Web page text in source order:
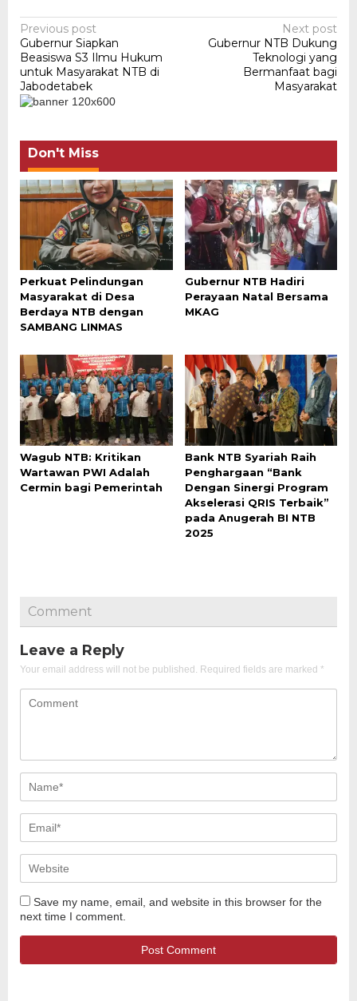
Post
navigation
Previous post
Gubernur Siapkan
Beasiswa S3 Ilmu Hukum
untuk Masyarakat NTB di
Jabodetabek
Next post
Gubernur NTB Dukung
Teknologi yang
Bermanfaat bagi
Masyarakat
Don't Miss
Perkuat Pelindungan
Masyarakat di Desa
Berdaya NTB dengan
SAMBANG LINMAS
Gubernur NTB Hadiri
Perayaan Natal Bersama
MKAG
Wagub NTB: Kritikan
Wartawan PWI Adalah
Cermin bagi Pemerintah
Bank NTB Syariah Raih
Penghargaan “Bank
Dengan Sinergi Program
Akselerasi QRIS Terbaik”
pada Anugerah BI NTB
2025
Comment
Leave a Reply
Your email address will not be published. Required fields are marked *
Save my name, email, and website in this browser for the
next time I comment.